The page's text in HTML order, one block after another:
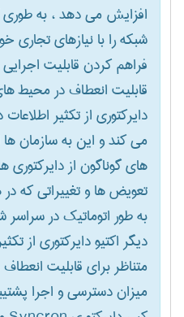
افزایش می دهد ، به
شبکه را با نیازهای
فراهم کردن قابلیت اجرایی
قابلیت انعطاف در محیط
دایرکتوری از تکثیر
می کند و این به سازمان
های گوناگون از دایرکتوری
تعویض ها و تغییراتی که
به طور اتوماتیک در
دیگر اکتیو دایرکتوری از
متناظر برای قابلیت
میزان دسترسی و اجرا